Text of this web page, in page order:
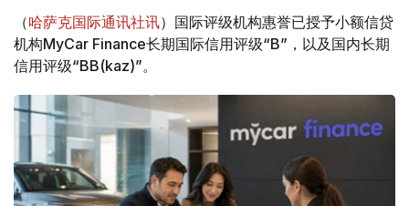
（哈萨克国际通讯社讯）国际评级机构惠誉已授予小额信贷
机构MyCar Finance长期国际信用评级“B”，以及国内长期
信用评级“BB(kaz)”。